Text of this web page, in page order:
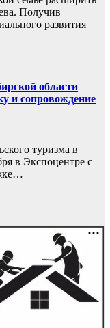
Получив
развития
области
и сопровождение
туризма в
в Экспоцентре с